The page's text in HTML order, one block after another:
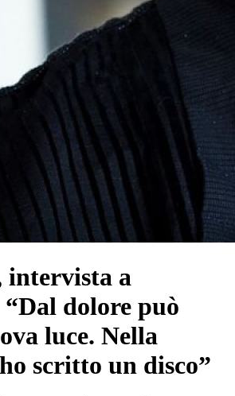
intervista a
dolore può
luce. Nella
scritto un disco”